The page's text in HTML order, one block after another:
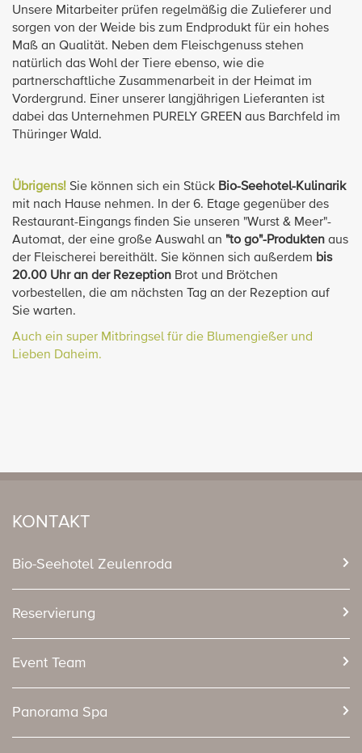
Unsere Mitarbeiter prüfen regelmäßig die Zulieferer und
sorgen von der Weide bis zum Endprodukt für ein hohes
Maß an Qualität. Neben dem Fleischgenuss stehen
natürlich das Wohl der Tiere ebenso, wie die
partnerschaftliche Zusammenarbeit in der Heimat im
Vordergrund. Einer unserer langjährigen Lieferanten ist
dabei das Unternehmen PURELY GREEN aus Barchfeld im
Thüringer Wald.
Übrigens! Sie können sich ein Stück Bio-Seehotel-Kulinarik
mit nach Hause nehmen. In der 6. Etage gegenüber des
Restaurant-Eingangs finden Sie unseren "Wurst & Meer"-
Automat, der eine große Auswahl an "to go"-Produkten aus
der Fleischerei bereithält. Sie können sich außerdem bis
20.00 Uhr an der Rezeption Brot und Brötchen
vorbestellen, die am nächsten Tag an der Rezeption auf
Sie warten.
Auch ein super Mitbringsel für die Blumengießer und
Lieben Daheim.
KONTAKT
Bio-Seehotel Zeulenroda
Reservierung
Event Team
Panorama Spa